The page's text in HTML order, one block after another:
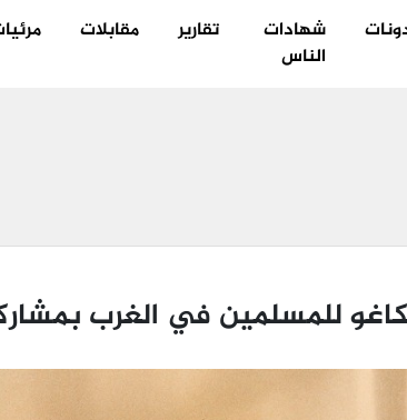
شهادات
الناس
تقارير مقابلات
للمسلمين في الغرب